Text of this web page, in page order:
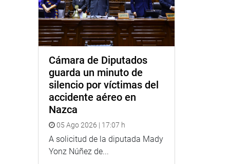
Cámara de Diputados
guarda un minuto de
silencio por víctimas del
accidente aéreo en
Nazca
05 Ago 2026 | 17:07 h
A solicitud de la diputada Mady
Yonz Núñez de...